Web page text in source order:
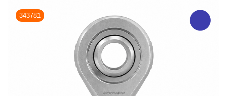
343781